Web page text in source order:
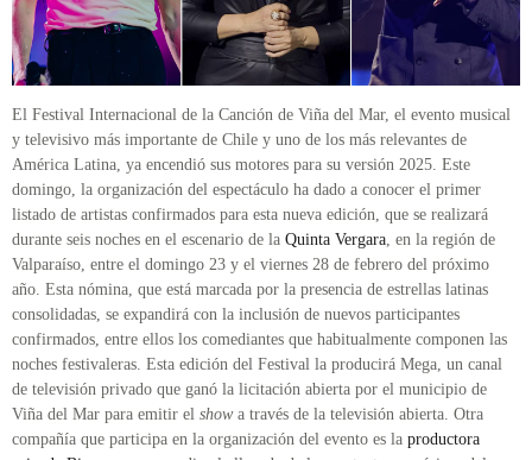
El Festival Internacional de la Canción de Viña del Mar, el evento musical
y televisivo más importante de Chile y uno de los más relevantes de
América Latina, ya encendió sus motores para su versión 2025. Este
domingo, la organización del espectáculo ha dado a conocer el primer
listado de artistas confirmados para esta nueva edición, que se realizará
durante seis noches en el escenario de la Quinta Vergara, en la región de
Valparaíso, entre el domingo 23 y el viernes 28 de febrero del próximo
año. Esta nómina, que está marcada por la presencia de estrellas latinas
consolidadas, se expandirá con la inclusión de nuevos participantes
confirmados, entre ellos los comediantes que habitualmente componen las
noches festivaleras. Esta edición del Festival la producirá Mega, un canal
de televisión privado que ganó la licitación abierta por el municipio de
Viña del Mar para emitir el showa través de la televisión abierta. Otra
compañía que participa en la organización del evento es la productora